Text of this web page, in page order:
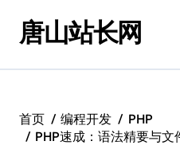
唐山站长网
首页 编程开发
PHP
PHP速成：语法精要与文